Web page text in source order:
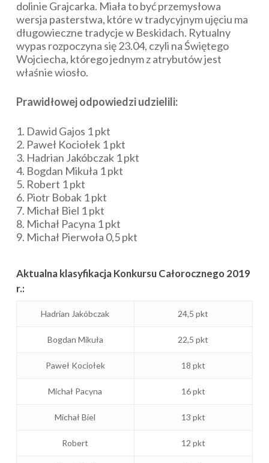
dolinie Grajcarka. Miała to być przemysłowa
wersja pasterstwa, które w tradycyjnym ujęciu ma
długowieczne tradycje w Beskidach. Rytualny
wypas rozpoczyna się 23.04, czyli na Świętego
Wojciecha, którego jednym z atrybutów jest
właśnie wiosło.
Prawidłowej odpowiedzi udzielili:
1. Dawid Gajos 1 pkt
2. Paweł Kociołek 1 pkt
3. Hadrian Jakóbczak 1 pkt
4. Bogdan Mikuła 1 pkt
5. Robert 1 pkt
6. Piotr Bobak 1 pkt
7. Michał Biel 1 pkt
8. Michał Pacyna 1 pkt
9. Michał Pierwoła 0,5 pkt
Aktualna klasyfikacja Konkursu Całorocznego 2019
r.:
Hadrian Jakóbczak 24,5 pkt
Bogdan Mikuła 22,5 pkt
Paweł Kociołek 18 pkt
Michał Pacyna 16 pkt
Michał Biel 13 pkt
Robert 12 pkt